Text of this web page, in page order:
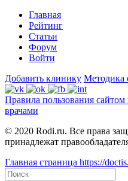
Главная
Рейтинг
Статьи
Форум
Войти
Добавить клинику Методика
Правила пользования сайтом
врачами
© 2020 Rodi.ru. Все права
принадлежат
Главная страница https://